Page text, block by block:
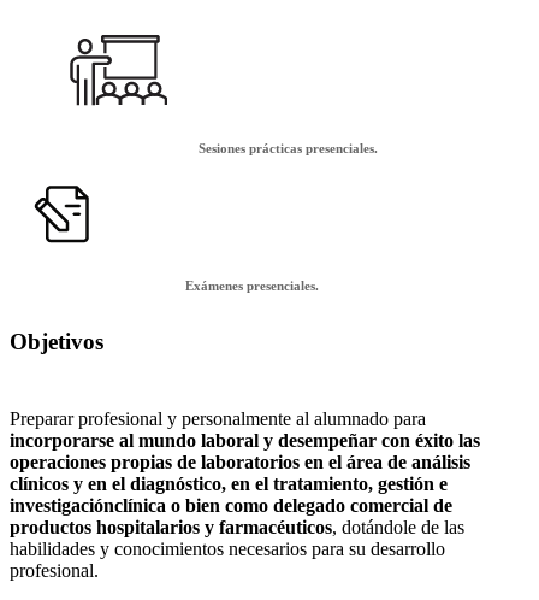
Sesiones prácticas presenciales.
Exámenes presenciales.
Objetivos
Preparar profesional y personalmente al alumnado para
incorporarse al mundo laboral y desempeñar con éxito las
operaciones propias de laboratorios en el área de análisis
clínicos y en el diagnóstico, en el tratamiento, gestión e
investigaciónclínica o bien como delegado comercial de
productos hospitalarios y farmacéuticos, dotándole de las
habilidades y conocimientos necesarios para su desarrollo
profesional.